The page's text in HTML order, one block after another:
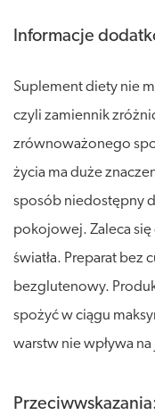
Informacje
Suplement diety nie
czyli zamiennik
zrównoważonego
życia ma duże
sposób niedostępny
pokojowej. Zaleca
światła. Preparat bez
bezglutenowy.
spożyć w ciągu
warstw nie wpływa